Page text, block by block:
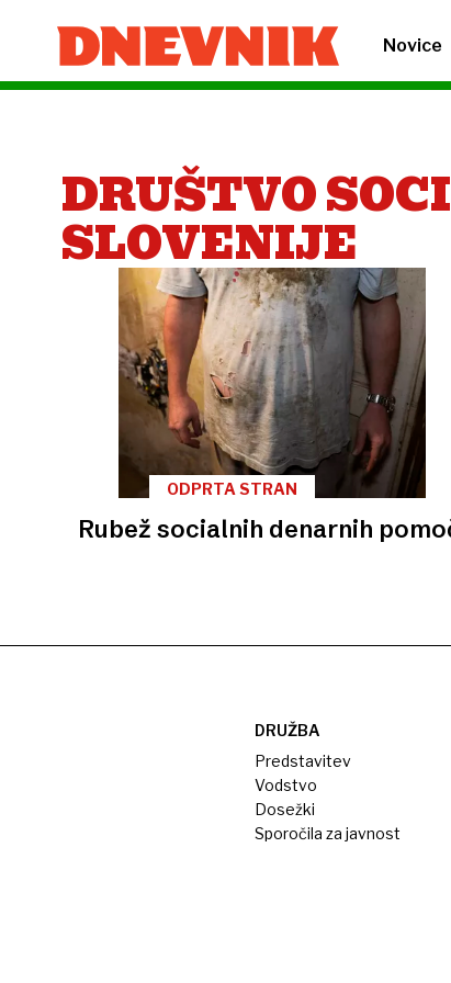
Novice
DRUŠTVO
SLOVENIJE
ODPRTA STRAN
Rubež socialnih denarnih
DRUŽBA
Predstavitev
Vodstvo
Dosežki
Sporočila za javnost